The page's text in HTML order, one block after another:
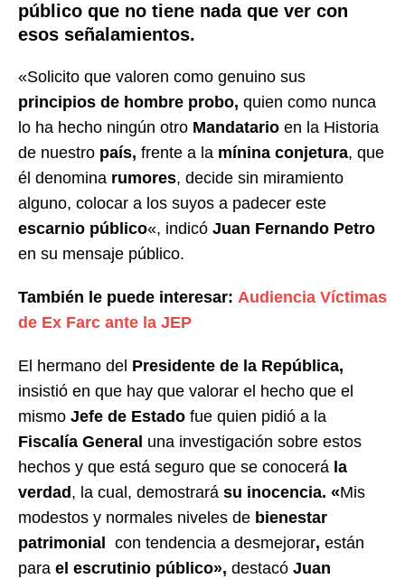
público que no tiene nada que ver con
esos señalamientos.
«Solicito que valoren como genuino sus
principios de hombre probo, quien como nunca
lo ha hecho ningún otro Mandatario en la Historia
de nuestro país, frente a la mínina conjetura, que
él denomina rumores, decide sin miramiento
alguno, colocar a los suyos a padecer este
escarnio público«, indicó Juan Fernando Petro
en su mensaje público.
También le puede interesar: Audiencia Víctimas
de Ex Farc ante la JEP
El hermano del Presidente de la República,
insistió en que hay que valorar el hecho que el
mismo Jefe de Estado fue quien pidió a la
Fiscalía General una investigación sobre estos
hechos y que está seguro que se conocerá la
verdad , la cual, demostrará su inocencia. «Mis
modestos y normales niveles de bienestar
patrimonial con tendencia a desmejorar, están
para el escrutinio público», destacó Juan